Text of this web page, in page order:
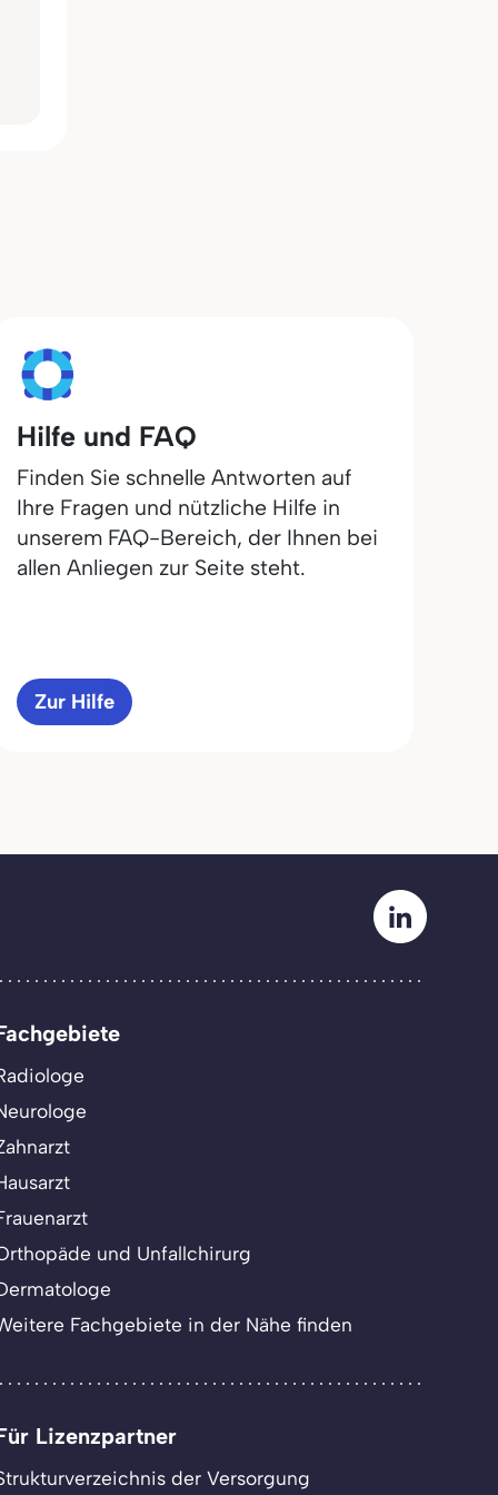
Hilfe und FAQ
Finden Sie schnelle Antworten auf
Ihre Fragen und nützliche Hilfe in
unserem FAQ-Bereich, der Ihnen bei
allen Anliegen zur Seite steht.
Zur Hilfe
und Unfallchirurg
Fachgebiete in der Nähe finden
Lizenzpartner
der Versorgung